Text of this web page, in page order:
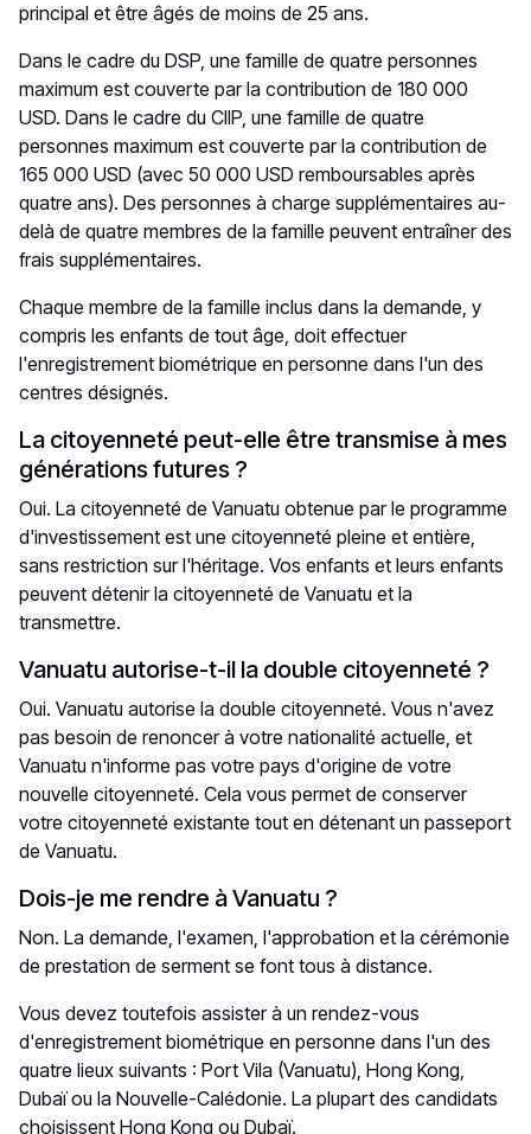
principal et être âgés de moins de 25 ans.
Dans le cadre du DSP, une famille de quatre personnes
maximum est couverte par la contribution de 180 000
USD. Dans le cadre du CIIP, une famille de quatre
personnes maximum est couverte par la contribution de
165 000 USD (avec 50 000 USD remboursables après
quatre ans). Des personnes à charge supplémentaires au-
delà de quatre membres de la famille peuvent entraîner des
frais supplémentaires.
Chaque membre de la famille inclus dans la demande, y
compris les enfants de tout âge, doit effectuer
l'enregistrement biométrique en personne dans l'un des
centres désignés.
La citoyenneté peut-elle être transmise à mes
générations futures ?
Oui. La citoyenneté de Vanuatu obtenue par le programme
d'investissement est une citoyenneté pleine et entière,
sans restriction sur l'héritage. Vos enfants et leurs enfants
peuvent détenir la citoyenneté de Vanuatu et la
transmettre.
Vanuatu autorise-t-il la double citoyenneté ?
Oui. Vanuatu autorise la double citoyenneté. Vous n'avez
pas besoin de renoncer à votre nationalité actuelle, et
Vanuatu n'informe pas votre pays d'origine de votre
nouvelle citoyenneté. Cela vous permet de conserver
votre citoyenneté existante tout en détenant un passeport
de Vanuatu.
Dois-je me rendre à Vanuatu ?
Non. La demande, l'examen, l'approbation et la cérémonie
de prestation de serment se font tous à distance.
Vous devez toutefois assister à un rendez-vous
d'enregistrement biométrique en personne dans l'un des
quatre lieux suivants : Port Vila (Vanuatu), Hong Kong,
Dubaï ou la Nouvelle-Calédonie. La plupart des candidats
choisissent Hong Kong ou Dubaï.